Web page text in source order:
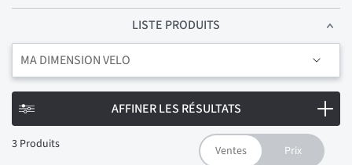
LISTE PRODUITS
3 Produits
MA DIMENSION VELO
AFFINER LES RÉSULTATS